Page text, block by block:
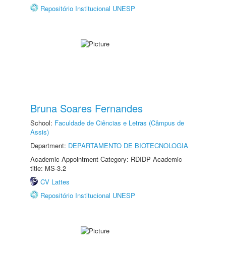
Repositório Institucional UNESP
Bruna Soares Fernandes
School: Faculdade de Ciências e Letras (Câmpus de
Assis)
Department: DEPARTAMENTO DE BIOTECNOLOGIA
Academic Appointment Category: RDIDP Academic
title: MS-3.2
CV Lattes
Repositório Institucional UNESP